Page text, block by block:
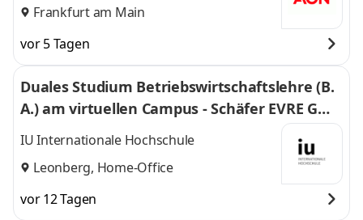
Frankfurt am Main
vor 5 Tagen
Duales Studium Betriebswirtschaftslehre (B.
A.) am virtuellen Campus - Schäfer EVRE Gmb
H & Co. KG
IU Internationale Hochschule
Leonberg, Home-Office
vor 12 Tagen